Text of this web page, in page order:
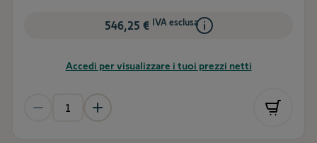
546,25 € IVA esclusa
Accedi per visualizzare i tuoi prezzi netti